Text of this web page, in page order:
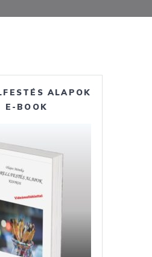
ALAPOK
E-BOOK